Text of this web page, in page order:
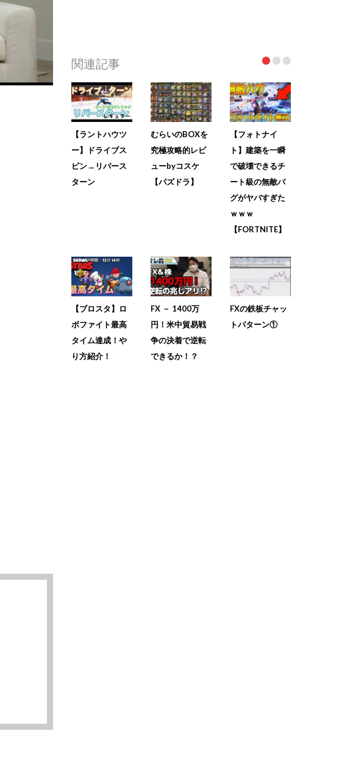
関連記事
【ラントハウツ
ー】ドライブス
ピン→リバース
ターン
むらいのBOXを
究極攻略的レビ
ューbyコスケ
【パズドラ】
【フォトナイ
ト】建築を一瞬
で破壊できるチ
ート級の無敵バ
グがヤバすぎた
ｗｗｗ
【FORTNITE】
【ブロスタ】ロ
ボファイト最高
タイム達成！や
り方紹介！
FX － 1400万
円！米中貿易戦
争の決着で逆転
できるか！？
FXの鉄板チャッ
トパターン①